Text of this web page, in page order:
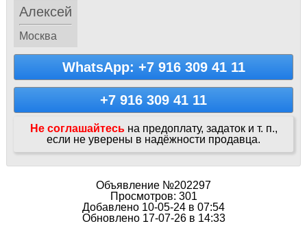
Алексей
Москва
WhatsApp: +7 916 309 41 11
+7 916 309 41 11
Не соглашайтесь на предоплату, задаток и т. п.,
если не уверены в надёжности продавца.
Объявление №202297
Просмотров: 301
Добавлено 10-05-24 в 07:54
Обновлено 17-07-26 в 14:33